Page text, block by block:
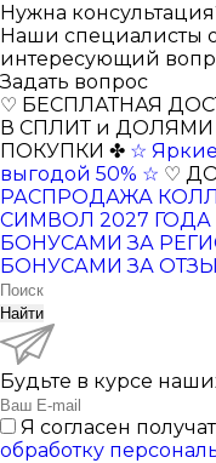
Нужна
Наши специалисты
интересующий
Задать вопрос
♡ БЕСПЛАТНАЯ
В СПЛИТ и
ПОКУПКИ ✤ ☆ Яркие
выгодой 50% ☆ ♡
РАСПРОДАЖА
СИМВОЛ 2027 ГОДА
БОНУСАМИ ЗА
БОНУСАМИ ЗА
Найти
Будьте в курсе
Я согласен
обработку